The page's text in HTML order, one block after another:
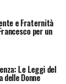
e Fraternità
per un
Le Leggi del
delle Donne